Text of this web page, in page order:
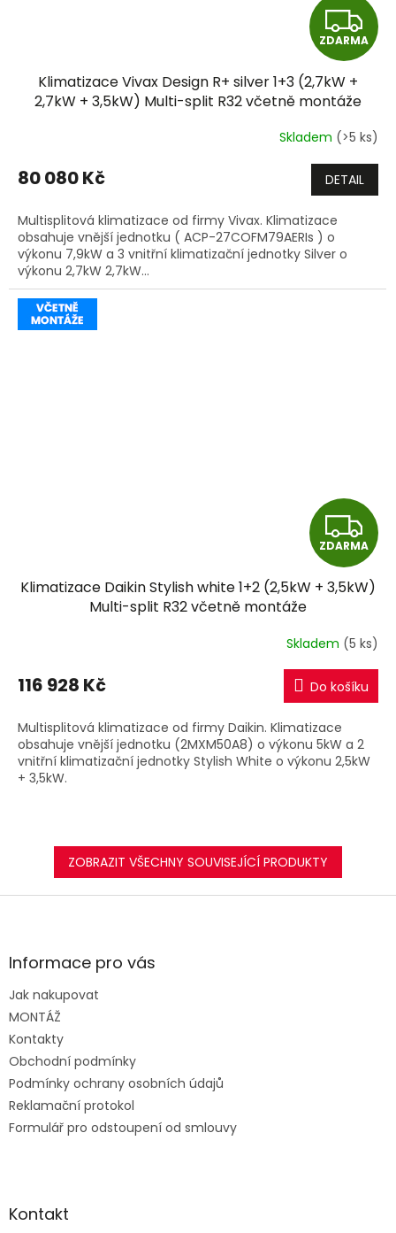
Z
D
R
M
A
ZDARMA
Klimatizace Vivax Design R+ silver 1+3 (2,7kW +
2,7kW + 3,5kW) Multi-split R32 včetně montáže
Skladem (>5 ks)
80 080 Kč DETAIL
Multisplitová klimatizace od firmy Vivax. Klimatizace
obsahuje vnější jednotku ( ACP-27COFM79AERIs ) o
výkonu 7,9kW a 3 vnitřní klimatizační jednotky Silver o
výkonu 2,7kW 2,7kW...
Z
D
A
R
M
A
ZDARMA
Klimatizace Daikin Stylish white 1+2 (2,5kW + 3,5kW)
Multi-split R32 včetně montáže
Skladem (5 ks)
116 928 Kč Do košíku
Multisplitová klimatizace od firmy Daikin. Klimatizace
obsahuje vnější jednotku (2MXM50A8) o výkonu 5kW a 2
vnitřní klimatizační jednotky Stylish White o výkonu 2,5kW
+ 3,5kW.
ZOBRAZIT VŠECHNY SOUVISEJÍCÍ PRODUKTY
Z
aInformace pro vás
Jak nakupovat
MONTÁŽ
Kontakty
Obchodní podmínky
Podmínky ochrany osobních údajů
Reklamační protokol
Formulář pro odstoupení od smlouvy
Kontakt